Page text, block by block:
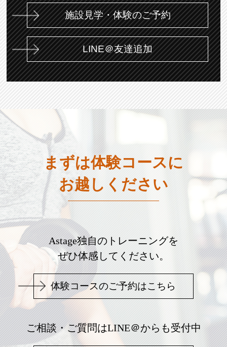
施設見学・体験のご予約
LINE＠友達追加
まずは体験コースに
お越しください
Astage独自のトレーニングを
ぜひ体感してください。
体験コースのご予約はこちら
ご相談・ご質問はLINE＠からも受付中